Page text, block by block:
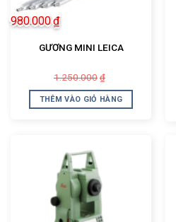
GƯƠNG MINI LEICA
1.250.000 ₫
là:
1.250.000₫.
980.000₫
tại
là:
THÊM VÀO GIỎ HÀNG